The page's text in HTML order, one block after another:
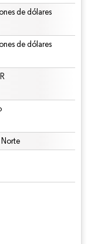
de dólares
de dólares
según CC BY 4.0.